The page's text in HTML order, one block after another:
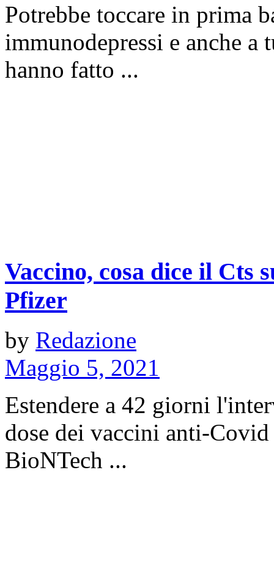
Potrebbe toccare in prima
immunodepressi e anche
hanno fatto ...
Vaccino, cosa dice il Cts
Pfizer
by Redazione
Maggio 5, 2021
Estendere a 42 giorni
dose dei vaccini anti-
BioNTech ...